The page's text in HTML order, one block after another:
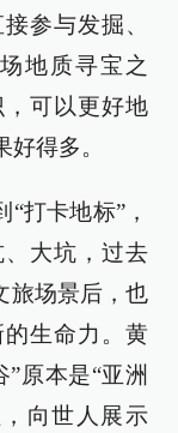
参与发掘、
地质寻宝之
可以更好地
得多。
打卡地标”，
大坑，过去
旅场景后，也
生命力。黄
原本是“亚洲
向世人展示